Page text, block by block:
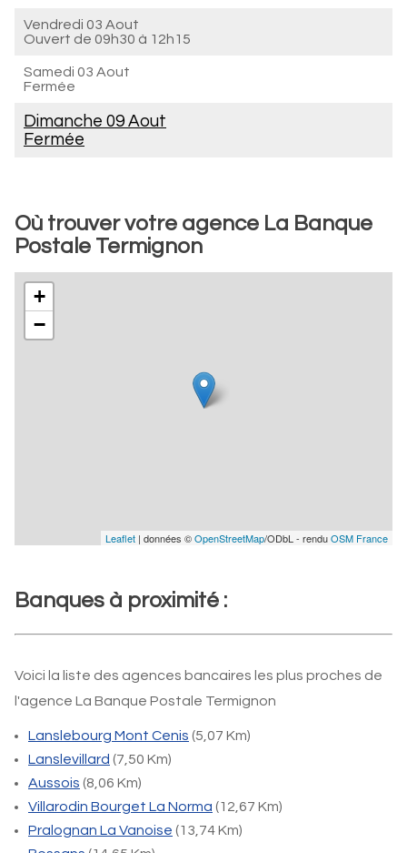
Vendredi 03 Aout
Ouvert de 09h30 à 12h15
Samedi 03 Aout
Fermée
Dimanche 09 Aout
Fermée
Où trouver votre agence La Banque
Postale Termignon
+
−
Leaflet | données ©OpenStreetMap/ODbL - renduOSM France
Banques à proximité :
Voici la liste des agences bancaires les plus proches de
l'agence La Banque Postale Termignon
Lanslebourg Mont Cenis (5,07 Km)
Lanslevillard (7,50 Km)
Aussois (8,06 Km)
Villarodin Bourget La Norma (12,67 Km)
Pralognan La Vanoise (13,74 Km)